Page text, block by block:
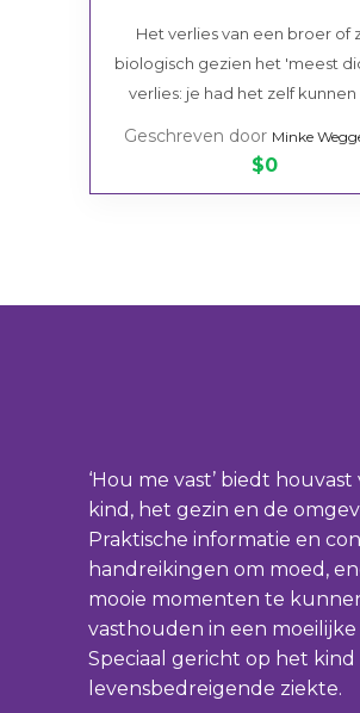
Het verlies van een broer of
biologisch gezien het 'meest
verlies: je had het zelf kunnen
Geschreven door Minke
$0
‘Hou me vast’ biedt
kind, het gezin en de
Praktische informatie en
handreikingen om moed,
mooie momenten te
vasthouden in een moeilijke
Speciaal gericht op het
levensbedreigende ziekte.